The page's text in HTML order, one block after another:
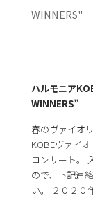
WINNERS"
ハルモニア
WINNERS”
春のヴァイオ
KOBEヴァイ
コンサート。
ので、下記連
い。 ２０２０